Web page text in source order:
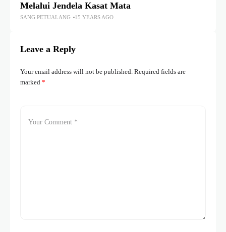
Melalui Jendela Kasat Mata
SANG PETUALANG 15 YEARS AGO
Leave a Reply
Your email address will not be published. Required fields are
marked *